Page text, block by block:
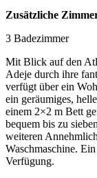
Zusätzliche
3 Badezimmer
Mit Blick auf den
Adeje durch ihre
verfügt über ein
ein geräumiges,
einem 2×2 m Bett
bequem bis zu
weiteren
Waschmaschine.
Verfügung.